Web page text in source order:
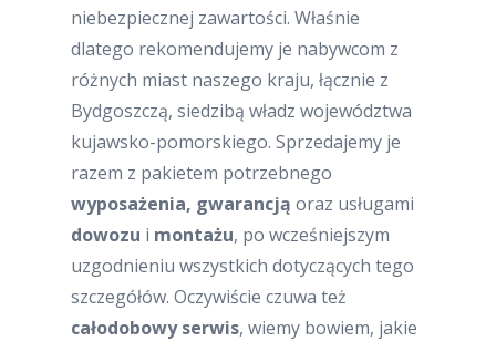
niebezpiecznej zawartości. Właśnie
dlatego rekomendujemy je nabywcom z
różnych miast naszego kraju, łącznie z
Bydgoszczą, siedzibą władz województwa
kujawsko-pomorskiego. Sprzedajemy je
razem z pakietem potrzebnego
wyposażenia, gwarancją oraz usługami
dowozu i montażu, po wcześniejszym
uzgodnieniu wszystkich dotyczących tego
szczegółów. Oczywiście czuwa też
całodobowy serwis, wiemy bowiem, jakie